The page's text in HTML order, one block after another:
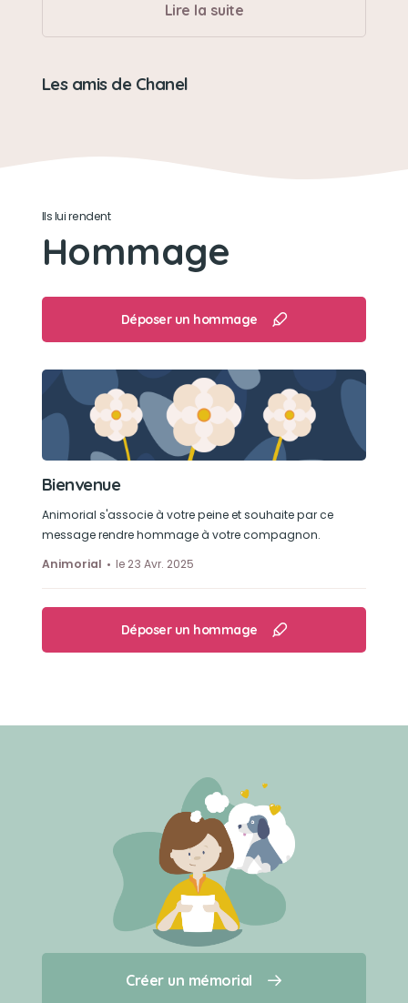
Créer un mémorial
Qui sommes-nous ?
Lire la suite
Les amis de Chanel
Ils lui rendent
Hommage
Déposer un hommage
Bienvenue
Animorial s'associe à votre peine et souhaite par ce
message rendre hommage à votre compagnon.
Animorial
le 23 Avr. 2025
Déposer un hommage
Créer un mémorial